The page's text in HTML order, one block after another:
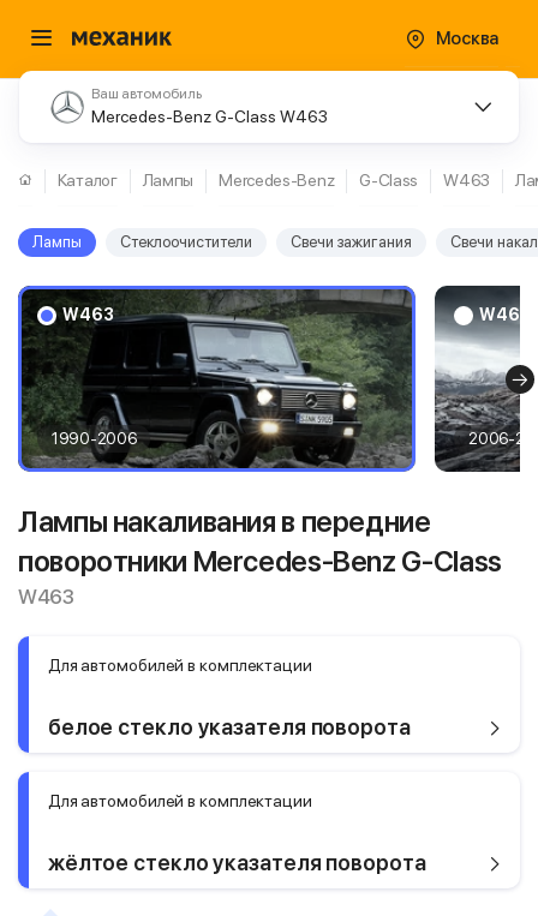
Москва
Ваш автомобиль
Mercedes-Benz G-Class W463
Каталог Лампы Mercedes-Benz G-Class W463
Лампы Стеклоочистители Свечи зажигания Свечи
W463
1990-2006
W463
2006-
Лампы накаливания в передние
поворотники Mercedes-Benz G-Class
W463
Для автомобилей в комплектации
белое стекло указателя поворота
Для автомобилей в комплектации
жёлтое стекло указателя поворота